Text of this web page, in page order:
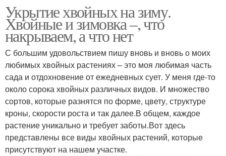
Укрытие хвойных на зиму.
Хвойные и зимовка –, что
накрываем, а что нет
С большим удовольствием пишу вновь и вновь о моих
любимых хвойных растениях – это моя любимая часть
сада и отдохновение от ежедневных сует. У меня где-то
около сорока хвойных различных видов. И множество
сортов, которые разнятся по форме, цвету, структуре
кроны, скорости роста и так далее.В общем, каждое
растение уникально и требует заботы.Вот здесь
представлены все виды хвойных растений, которые
присутствуют на нашем участке.